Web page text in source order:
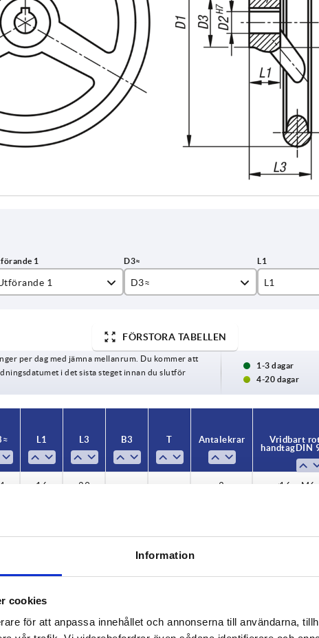
Information
cookies
för att anpassa innehållet och annonserna till användarna,
1 D3≈
24
26
32
78
L1
17
45
FÖRSTORA TABELLEN
per dag med jämna mellanrum. Du kommer att
i det sista steget innan du slutför
1-3 dagar
4-20 dagar
L1 L3 B3 T Antal ekrar
Vridbart
handtag DIN
16 29 3 ø16 x
18
18 36 — — 3 ø20 x